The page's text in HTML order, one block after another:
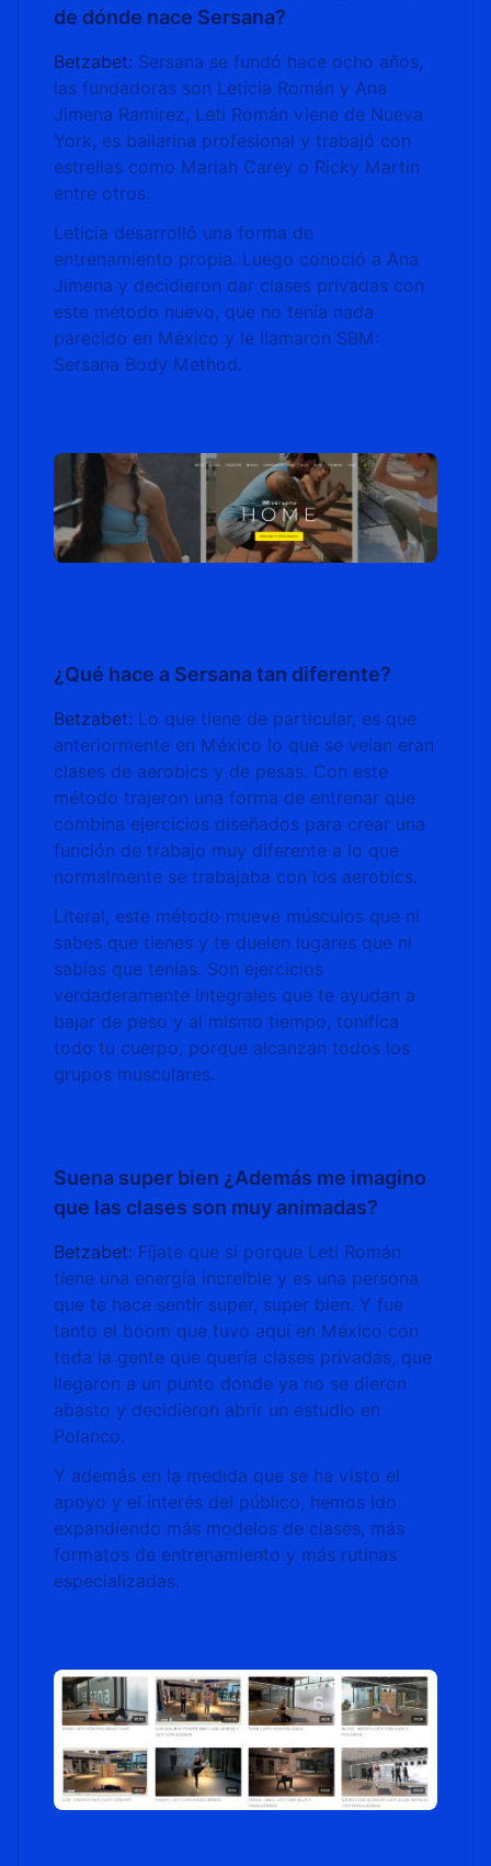
de dónde nace Sersana?
Betzabet: Sersana se fundó hace ocho años,
las fundadoras son Leticia Román y Ana
Jimena Ramirez, Leti Román viene de Nueva
York, es bailarina profesional y trabajó con
estrellas como Mariah Carey o Ricky Martin
entre otros.
Leticia desarrolló una forma de
entrenamiento propia. Luego conoció a Ana
Jimena y decidieron dar clases privadas con
este método nuevo, que no tenía nada
parecido en México y le llamaron SBM:
Sersana Body Method.
¿Qué hace a Sersana tan diferente?
Betzabet: Lo que tiene de particular, es que
anteriormente en México lo que se veían eran
clases de aerobics y de pesas. Con este
método trajeron una forma de entrenar que
combina ejercicios diseñados para crear una
función de trabajo muy diferente a lo que
normalmente se trabajaba con los aerobics.
Literal, este método mueve músculos que ni
sabes que tienes y te duelen lugares que ni
sabías que tenías. Son ejercicios
verdaderamente integrales que te ayudan a
bajar de peso y al mismo tiempo, tonifica
todo tu cuerpo, porque alcanzan todos los
grupos musculares.
Suena super bien ¿Además me imagino
que las clases son muy animadas?
Betzabet: Fíjate que sí porque Leti Román
tiene una energía increíble y es una persona
que te hace sentir super, super bien. Y fue
tanto el boom que tuvo aquí en México con
toda la gente que quería clases privadas, que
llegaron a un punto donde ya no se dieron
abasto y decidieron abrir un estudio en
Polanco.
Y además en la medida que se ha visto el
apoyo y el interés del público, hemos ido
expandiendo más modelos de clases, más
formatos de entrenamiento y más rutinas
especializadas.